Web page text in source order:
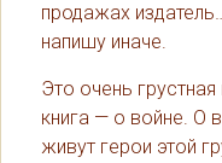
продажах
напишу иначе.
Это очень грустная
книга — о войне. О
живут герои этой